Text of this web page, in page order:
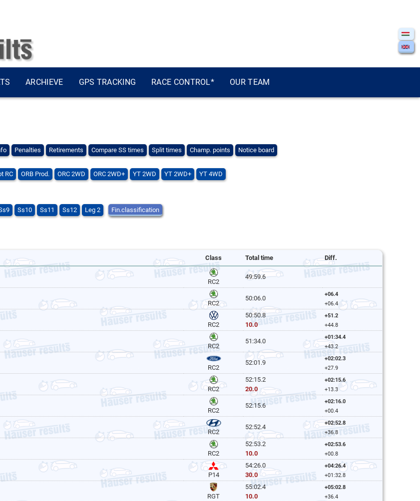
ARCHIEVE GPS TRACKING RACE CONTROL* OUR TEAM
Penalties Retirements Compare SS times Split times Champ. points Notice board
RC ORB Prod. ORC 2WD ORC 2WD+ YT 2WD YT 2WD+ YT 4WD
Ss10 Ss11 Ss12 Leg 2 Fin.classification
Class Total time Diff.
RC2
49:59.6
RC2
50:06.0
+06.4
+06.4
RC2
50:50.8
10.0
+51.2
+44.8
RC2
51:34.0
+01:34.4
+43.2
RC2
52:01.9
+02:02.3
+27.9
RC2
52:15.2
20.0
+02:15.6
+13.3
RC2
52:15.6
+02:16.0
+00.4
RC2
52:52.4
+02:52.8
+36.8
RC2
52:53.2
10.0
+02:53.6
+00.8
P14
54:26.0
30.0
+04:26.4
+01:32.8
RGT
55:02.4
10.0
+05:02.8
+36.4